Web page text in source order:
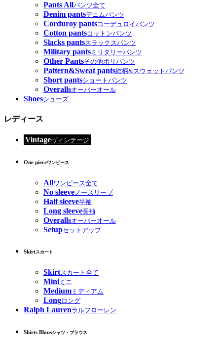
Pants Allパンツ全て
Denim pantsデニムパンツ
Corduroy pantsコーデュロイパンツ
Cotton pantsコットンパンツ
Slacks pantsスラックスパンツ
Military pants ミリタリーパンツ
Other Pantsその他ポリパンツ
Pattern&Sweat pants総柄&スウェットパンツ
Short pantsショートパンツ
Overallsオーバーオール
Shoesシューズ
レディース
Vintageヴィンテージ
One pieceワンピース
Allワンピース全て
No sleeve ノースリーブ
Half sleeve半袖
Long sleeve長袖
Overallsオーバーオール
Setupセットアップ
Skirtスカート
Skirtスカート全て
Miniミニ
Medium ミディアム
Longロング
Ralph Laurenラルフローレン
Shirts Blousシャツ・ブラウス